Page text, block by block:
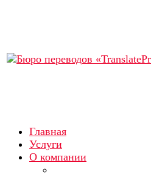
Главная
Услуги
О компании